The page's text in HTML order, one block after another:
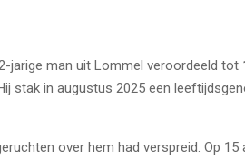
jarige man uit Lommel veroordeeld tot
stak in augustus 2025 een
over hem had verspreid. Op